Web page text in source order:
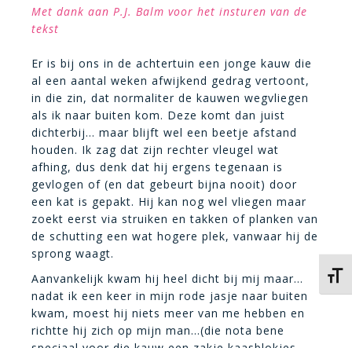
Met dank aan P.J. Balm voor het insturen van de
tekst
Er is bij ons in de achtertuin een jonge kauw die
al een aantal weken afwijkend gedrag vertoont,
in die zin, dat normaliter de kauwen wegvliegen
als ik naar buiten kom. Deze komt dan juist
dichterbij… maar blijft wel een beetje afstand
houden. Ik zag dat zijn rechter vleugel wat
afhing, dus denk dat hij ergens tegenaan is
gevlogen of (en dat gebeurt bijna nooit) door
een kat is gepakt. Hij kan nog wel vliegen maar
zoekt eerst via struiken en takken of planken van
de schutting een wat hogere plek, vanwaar hij de
sprong waagt.
Aanvankelijk kwam hij heel dicht bij mij maar…
nadat ik een keer in mijn rode jasje naar buiten
kwam, moest hij niets meer van me hebben en
richtte hij zich op mijn man…(die nota bene